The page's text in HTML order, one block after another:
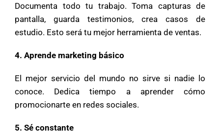
Documenta todo tu trabajo. Toma capturas de
pantalla, guarda testimonios, crea casos de
estudio. Esto será tu mejor herramienta de ventas.
4. Aprende marketing básico
El mejor servicio del mundo no sirve si nadie lo
conoce. Dedica tiempo a aprender cómo
promocionarte en redes sociales.
5. Sé constante
Mary
En línea
¡Hola!
Soy Mary tu asistente virtual.